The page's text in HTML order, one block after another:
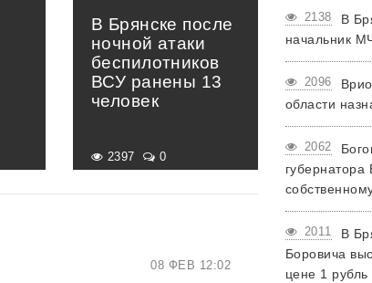
В Брянске после
ночной атаки
беспилотников
ВСУ ранены 13
человек
2397 0
08 ФЕВ 12:02
2138
В
начальник
2096
области
2062
губернатора
2011
В
Боровича
цене 1 рубль